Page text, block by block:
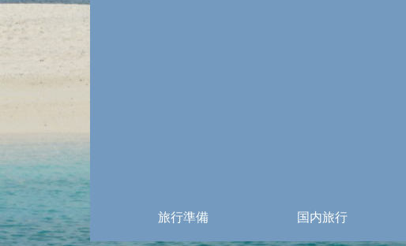
旅行準備 国内旅行